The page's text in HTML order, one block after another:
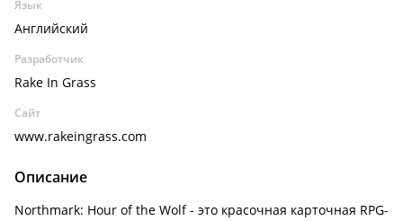
Язык
Английский
Разработчик
Rake In Grass
Сайт
www.rakeingrass.com
Описание
Northmark: Hour of the Wolf - это красочная карточная RPG-